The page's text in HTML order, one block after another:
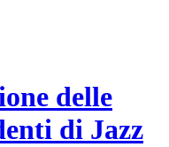
delle
di Jazz